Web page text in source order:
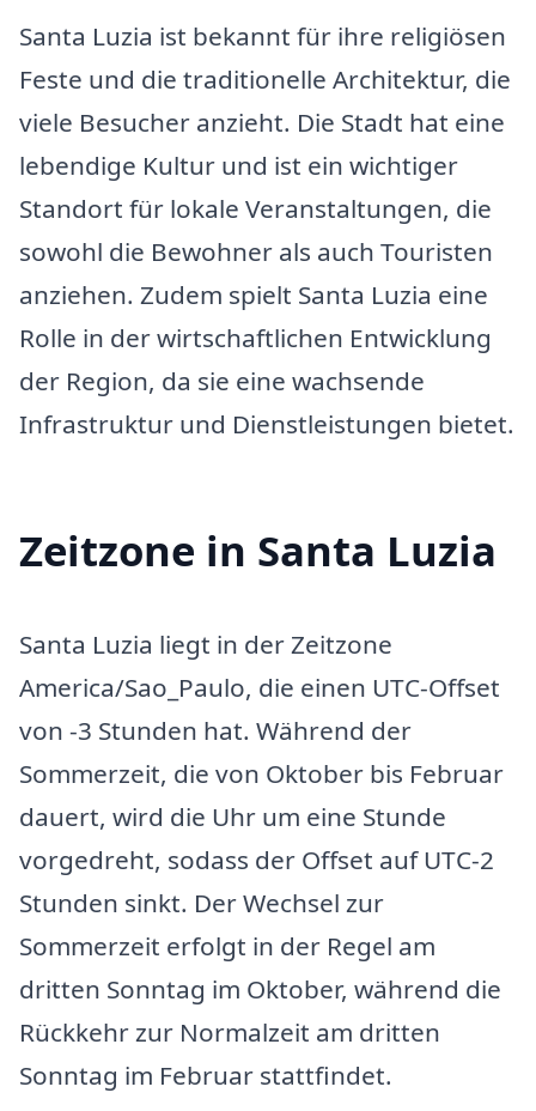
Santa Luzia ist bekannt für ihre religiösen
Feste und die traditionelle Architektur, die
viele Besucher anzieht. Die Stadt hat eine
lebendige Kultur und ist ein wichtiger
Standort für lokale Veranstaltungen, die
sowohl die Bewohner als auch Touristen
anziehen. Zudem spielt Santa Luzia eine
Rolle in der wirtschaftlichen Entwicklung
der Region, da sie eine wachsende
Infrastruktur und Dienstleistungen bietet.
Zeitzone in Santa Luzia
Santa Luzia liegt in der Zeitzone
America/Sao_Paulo, die einen UTC-Offset
von -3 Stunden hat. Während der
Sommerzeit, die von Oktober bis Februar
dauert, wird die Uhr um eine Stunde
vorgedreht, sodass der Offset auf UTC-2
Stunden sinkt. Der Wechsel zur
Sommerzeit erfolgt in der Regel am
dritten Sonntag im Oktober, während die
Rückkehr zur Normalzeit am dritten
Sonntag im Februar stattfindet.